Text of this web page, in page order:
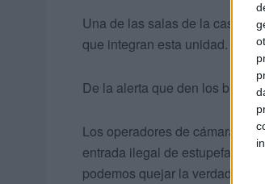
Una de las salas de la casa
que integran esta unidad.
De la alerta que den los
Los operadores de cámaras
entrada ilegal de
podemos quejar la verdad